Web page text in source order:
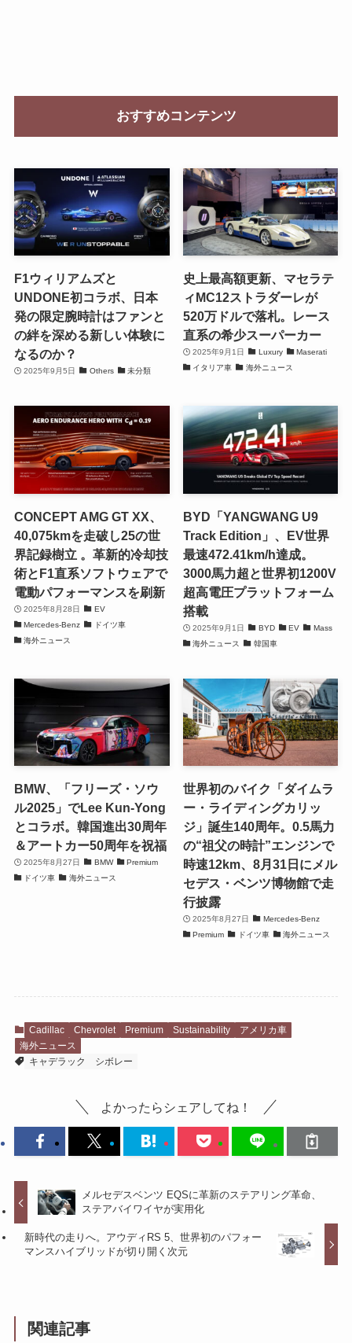
おすすめコンテンツ
F1ウィリアムズと
UNDONE初コラボ、日本
発の限定腕時計はファンと
の絆を深める新しい体験に
なるのか？
2025年9月5日 Others 未分類
史上最高額更新、マセラテ
ィMC12ストラダーレが
520万ドルで落札。レース
直系の希少スーパーカー
2025年9月1日 Luxury
Maserati
イタリア車
海外ニュース
CONCEPT AMG GT XX、
40,075kmを走破し25の世
界記録樹立 。革新的冷却技
術とF1直系ソフトウェアで
電動パフォーマンスを刷新
2025年8月28日
EV
Mercedes-Benz
ドイツ車
海外ニュース
BYD「YANGWANG U9
Track Edition」、EV世界
最速472.41km/h達成。
3000馬力超と世界初1200V
超高電圧プラットフォーム
搭載
2025年9月1日 BYD EV
Mass
海外ニュース
韓国車
BMW、「フリーズ・ソウ
ル2025」でLee Kun-Yong
とコラボ。韓国進出30周年
＆アートカー50周年を祝福
2025年8月27日 BMW
Premium
ドイツ車
海外ニュース
世界初のバイク「ダイムラ
ー・ライディングカリッ
ジ」誕生140周年。0.5馬力
の“祖父の時計”エンジンで
時速12km、8月31日にメル
セデス・ベンツ博物館で走
行披露
2025年8月27日
Mercedes-Benz
Premium
ドイツ車 海外ニュース
Cadillac Chevrolet Premium Sustainability
アメリカ車
海外ニュース
キャデラック
シボレー
よかったらシェアしてね！
メルセデスベンツ EQSに革新のステアリング革命、
ステアバイワイヤが実用化
新時代の走りへ。アウディRS 5、世界初のパフォー
マンスハイブリッドが切り開く次元
関連記事